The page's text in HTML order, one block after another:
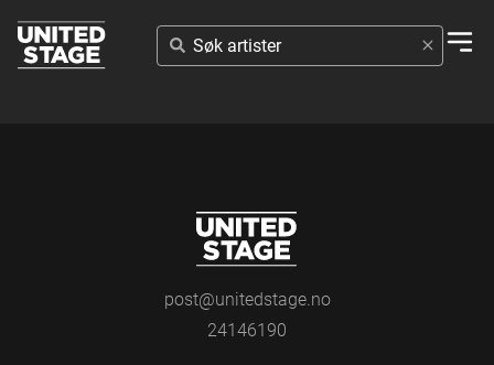
SØK
ARTISTER
post@unitedstage.no
24146190